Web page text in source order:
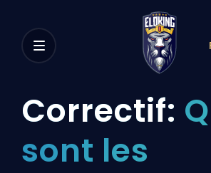
Correctif:
sont les